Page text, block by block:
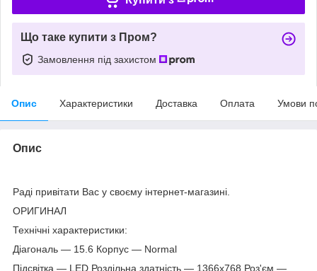
Що таке купити з Пром?
Замовлення під захистом
Опис Характеристики Доставка Оплата Умови
Опис
Раді привітати Вас у своєму інтернет-магазині.
ОРИГИНАЛ
Технічні характеристики:
Діагональ — 15.6 Корпус — Normal
Підсвітка — LED Роздільна здатність — 1366х768 Роз'єм —